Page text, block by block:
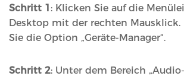
Schritt 1 : Klicken Sie auf die
Desktop mit der rechten Mausklick.
Sie die Option „Geräte-Manager“.
Schritt 2: Unter dem Bereich